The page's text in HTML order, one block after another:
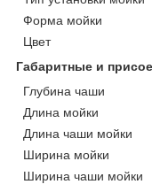
Форма мойки
Цвет
Габаритные и
Глубина чаши
Длина мойки
Длина чаши мойки
Ширина мойки
Ширина чаши мойки